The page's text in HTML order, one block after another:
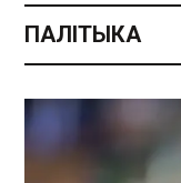
ПАЛІТЫКА